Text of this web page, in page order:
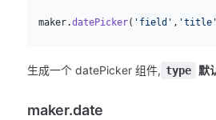
  maker.
datePicker( 'field' , 'title'
生成一个 datePicker 组件, type 默
maker.date